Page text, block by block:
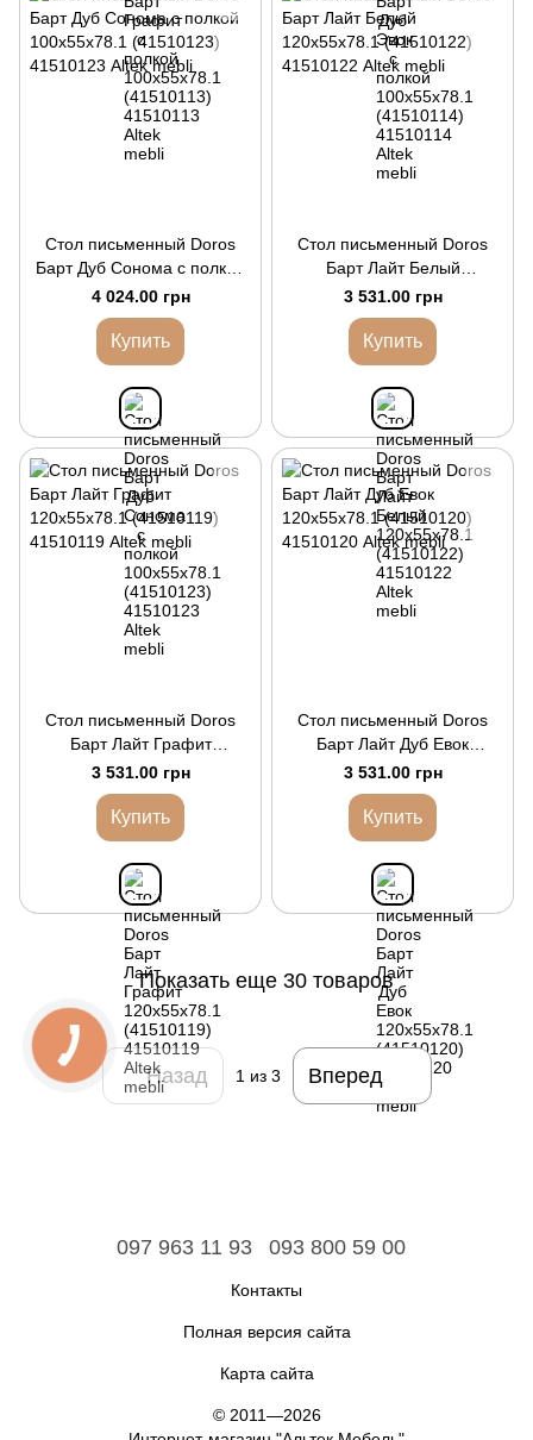
Стол письменный Doros
Барт Дуб Сонома с полкой
100х55х78.1 (41510123)
4 024.00 грн
Купить
Стол письменный Doros
Барт Лайт Белый
120х55х78.1 (41510122)
3 531.00 грн
Купить
Стол письменный Doros
Барт Лайт Графит
120х55х78.1 (41510119)
3 531.00 грн
Купить
Стол письменный Doros
Барт Лайт Дуб Евок
120х55х78.1 (41510120)
3 531.00 грн
Купить
Показать еще 30 товаров
Назад 1 из 3 Вперед
097 963 11 93 093 800 59 00
Контакты
Полная версия сайта
Карта сайта
© 2011—2026